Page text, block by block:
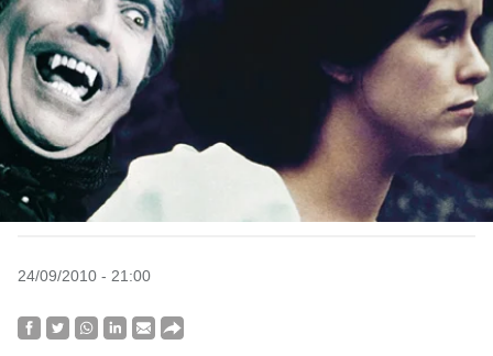
24/09/2010 - 21:00